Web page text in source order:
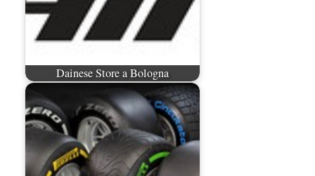
Dainese Store a Bologna